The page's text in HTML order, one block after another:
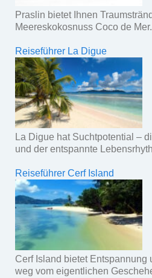
Praslin bietet Ihnen
Meereskokosnuss Coco de Mer.
Reiseführer La Digue
La Digue hat Suchtpotential –
und der entspannte
Reiseführer Cerf Island
Cerf Island bietet
weg vom eigentlichen